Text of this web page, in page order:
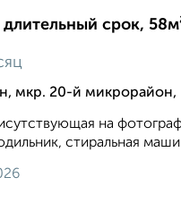
срок,
мкр. 20-й
на
стиральная